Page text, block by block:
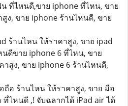
ที่ไหนดี,ขาย iphone ที่ไหน, ขาย
ง, ขาย iphone ร้านไหนดี, ขาย
ร้านไหน ให้ราคาสูง, ขาย ipad
ดีขาย iphone 6 ที่ไหน, ขาย
สูง, ขาย iphone 6 ร้านไหนดี,
อ ร้านไหน ให้ราคาสูง, ขาย มือ
ไหนดี ,! จับฉลากได้ iPad air ได้